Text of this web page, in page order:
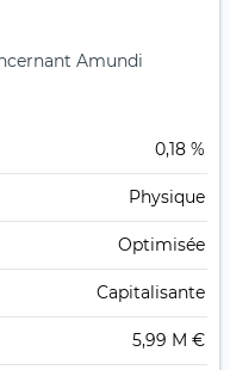
Amundi
0,18 %
Physique
Optimisée
Capitalisante
5,99 M €